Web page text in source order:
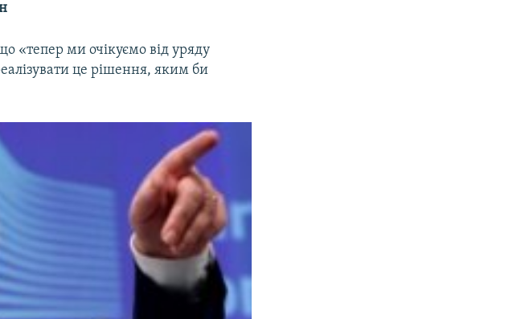
«тепер ми очікуємо від уряду
це рішення, яким би